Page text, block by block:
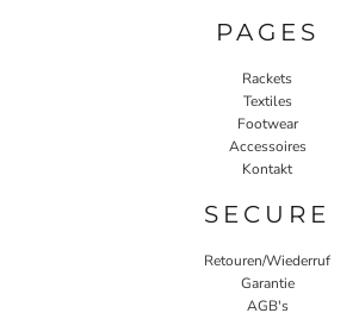
PAGES
Rackets
Textiles
Footwear
Accessoires
Kontakt
SECURE
Retouren/Wiederruf
Garantie
AGB's